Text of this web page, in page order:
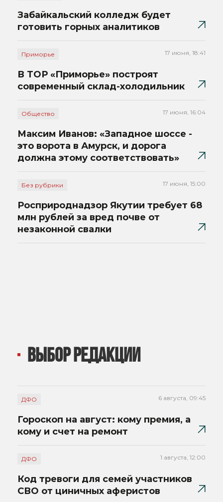
Забайкальский колледж будет
готовить горных аналитиков
Приморье 17 июня, 18:41
В ТОР «Приморье» построят
современный склад-холодильник
Общество 17 июня, 16:04
Максим Иванов: «Западное шоссе -
это ворота в Амурск, и дорога
должна этому соответствовать»
Без рубрики 17 июня, 15:00
Росприроднадзор Якутии требует 68
млн рублей за вред почве от
незаконной свалки
ВЫБОР РЕДАКЦИИ
ДФО 6 августа, 09:45
Гороскоп на август: кому премия, а
кому и счет на ремонт
ДФО 1 августа, 12:00
Код тревоги для семей участников
СВО от циничных аферистов